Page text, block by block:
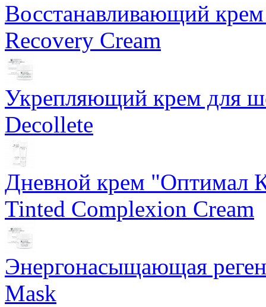
Восстанавливающий
Recovery Cream
Укрепляющий крем для
Decollete
Дневной крем "Оптимал
Tinted Complexion Cream
Энергонасыщающая
Mask